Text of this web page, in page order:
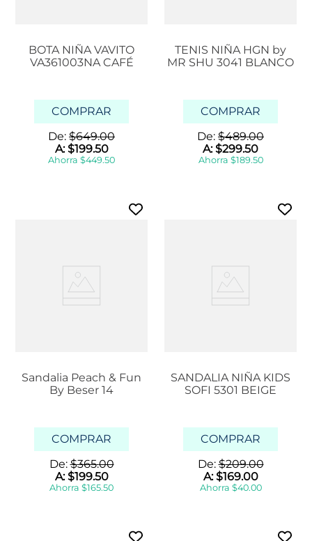
BOTA NIÑA VAVITO
VA361003NA CAFÉ
COMPRAR
De: $649.00
A:$199.50
Ahorra $449.50
TENIS NIÑA HGN by
MR SHU 3041 BLANCO
COMPRAR
De: $489.00
A:$299.50
Ahorra $189.50
Sandalia Peach & Fun
By Beser 14
COMPRAR
De:$365.00
A:$199.50
Ahorra $165.50
SANDALIA NIÑA KIDS
SOFI 5301 BEIGE
COMPRAR
De:$209.00
A:$169.00
Ahorra $40.00